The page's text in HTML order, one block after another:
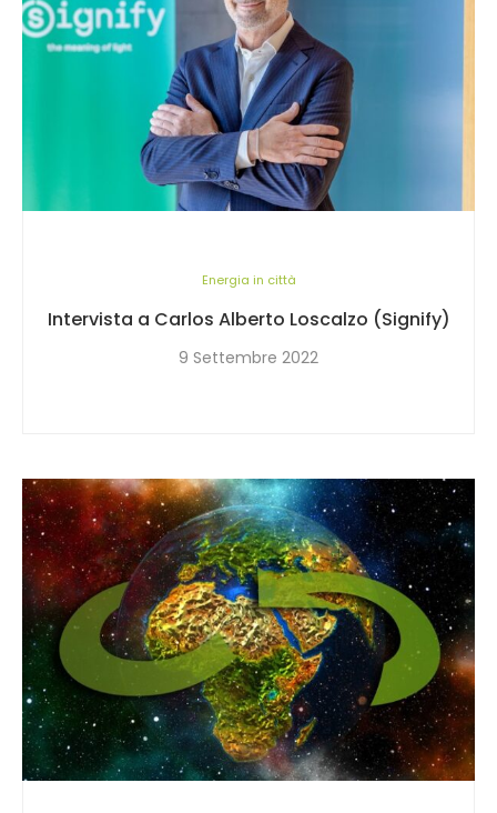
Energia in città
Intervista a Carlos Alberto Loscalzo (Signify)
9 Settembre 2022